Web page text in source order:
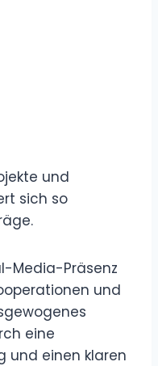
und
sich so
Media-Präsenz
und
eine
und einen klaren